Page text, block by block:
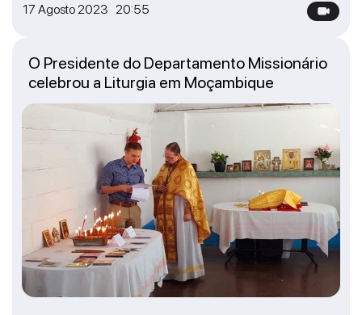
17 Agosto 2023 20:55
O Presidente do Departamento Missionário
celebrou a Liturgia em Moçambique